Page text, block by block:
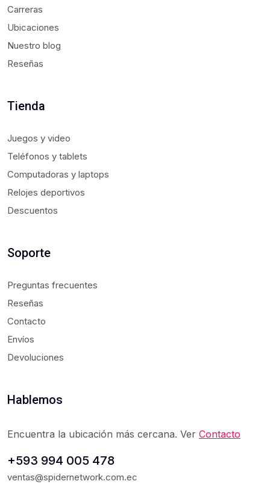
Carreras
Ubicaciones
Nuestro blog
Reseñas
Tienda
Juegos y video
Teléfonos y tablets
Computadoras y laptops
Relojes deportivos
Descuentos
Soporte
Preguntas frecuentes
Reseñas
Contacto
Envíos
Devoluciones
Hablemos
Encuentra la ubicación más cercana. Ver Contacto
+593 994 005 478
ventas@spidernetwork.com.ec